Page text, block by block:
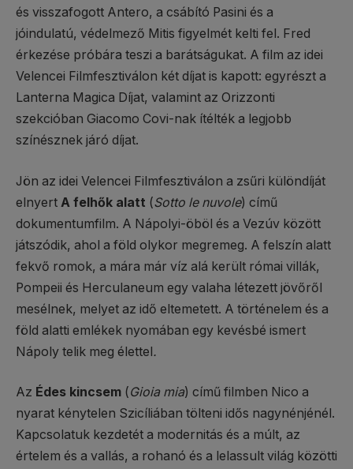
és visszafogott Antero, a csábító Pasini és a
jóindulatú, védelmező Mitis figyelmét kelti fel. Fred
érkezése próbára teszi a barátságukat. A film az idei
Velencei Filmfesztiválon két díjat is kapott: egyrészt a
Lanterna Magica Díjat, valamint az Orizzonti
szekcióban Giacomo Covi-nak ítélték a legjobb
színésznek járó díjat.
Jön az idei Velencei Filmfesztiválon a zsűri különdíját
elnyert A felhők alatt (Sotto le nuvole) című
dokumentumfilm. A Nápolyi-öböl és a Vezúv között
játszódik, ahol a föld olykor megremeg. A felszín alatt
fekvő romok, a mára már víz alá került római villák,
Pompeii és Herculaneum egy valaha létezett jövőről
mesélnek, melyet az idő eltemetett. A történelem és a
föld alatti emlékek nyomában egy kevésbé ismert
Nápoly telik meg élettel.
Az Édes kincsem (Gioia mia) című filmben Nico a
nyarat kénytelen Szicíliában tölteni idős nagynénjénél.
Kapcsolatuk kezdetét a modernitás és a múlt, az
értelem és a vallás, a rohanó és a lelassult világ közötti